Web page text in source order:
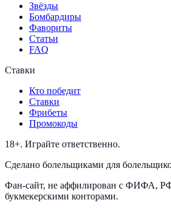
Звёзды
Бомбардиры
Фавориты
Статьи
FAQ
Ставки
Кто победит
Ставки
Фрибеты
Промокоды
18+. Играйте ответственно.
Сделано болельщиками для
Фан-сайт, не аффилирован с ФИФА,
букмекерскими конторами.